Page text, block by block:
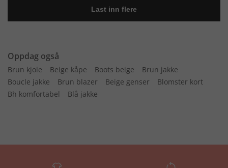
Oppdag også
Brun kjole Beige kåpe Boots beige
Brun jakke
Boucle jakke
Brun blazer Beige genser
Blomster kort
Bh komfortabel
Blå jakke